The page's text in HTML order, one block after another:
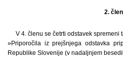
2. člen
V 4. členu se četrti odstavek spremeni
»Priporočila iz prejšnjega odstavka
Republike Slovenije (v nadaljnjem